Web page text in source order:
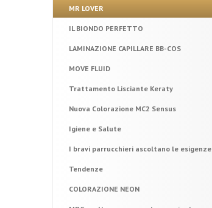
MR LOVER
IL BIONDO PERFETTO
LAMINAZIONE CAPILLARE BB-COS
MOVE FLUID
Trattamento Lisciante Keraty
Nuova Colorazione MC2 Sensus
Igiene e Salute
I bravi parrucchieri ascoltano le esigenze
Tendenze
COLORAZIONE NEON